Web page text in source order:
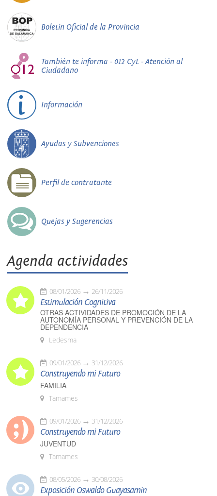
Boletín Oficial de la Provincia
También te informa - 012 CyL - Atención al
Ciudadano
Información
Ayudas y Subvenciones
Perfil de contratante
Quejas y Sugerencias
Agenda actividades
08/01/2026 26/11/2026
Estimulación Cognitiva
OTRAS ACTIVIDADES DE PROMOCIÓN DE LA
AUTONOMÍA PERSONAL Y PREVENCIÓN DE LA
DEPENDENCIA
Ledesma
09/01/2026 31/12/2026
Construyendo mi Futuro
FAMILIA
Tamames
09/01/2026 31/12/2026
Construyendo mi Futuro
JUVENTUD
Tamames
08/05/2026 30/08/2026
Exposición Oswaldo Guayasamín